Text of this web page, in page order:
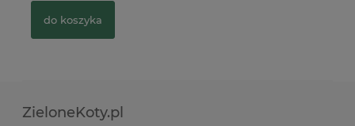
do koszyka
ZieloneKoty.pl